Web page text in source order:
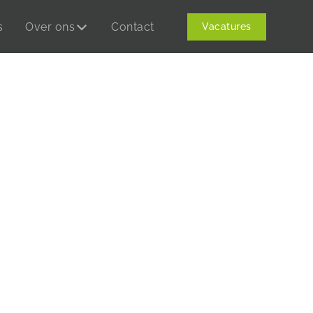
Over ons Contact Vacatures